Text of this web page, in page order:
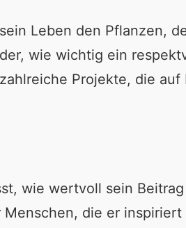
Leben den Pflanzen,
wie wichtig ein
Projekte, die
wie wertvoll sein
die er